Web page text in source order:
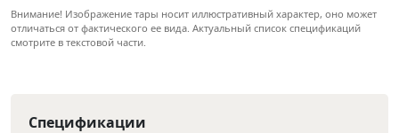
Внимание! Изображение тары носит иллюстративный характер, оно может
отличаться от фактического ее вида. Актуальный список спецификаций
смотрите в текстовой части.
Спецификации